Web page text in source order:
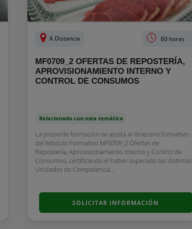
A Distancia 60 horas
MF0709_2 OFERTAS DE REPOSTERÍA,
APROVISIONAMIENTO INTERNO Y
CONTROL DE CONSUMOS
Relacionado con esta temática
La presente formación se ajusta al itinerario formativo
del Módulo Formativo MF0709_2 Ofertas de
Repostería, Aprovisionamiento Interno y Control de
Consumos, certificando el haber superado las distintas
Unidades de Competencia...
SOLICITAR INFORMACIÓN